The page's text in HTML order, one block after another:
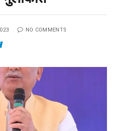
NO COMMENTS